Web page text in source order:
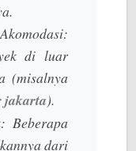
di luar
(misalnya
jakarta).
Beberapa
dari